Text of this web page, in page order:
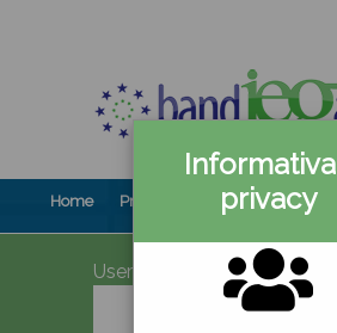
Informativa
privacy
Home Prova gratuita Contenuti
UserID